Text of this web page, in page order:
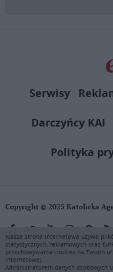
Serwisy
Darczyńcy KAI
Polityka
Copyright © 2025 Katolicka
KAI zastrzega wszelkie
i drukować fragmenty
wyłącznie do użytku
Nasza strona internetowa używa
statystycznych, reklamowych oraz
przechowywania cookies na Twoim
internetowej.
Administratorem danych osobowych